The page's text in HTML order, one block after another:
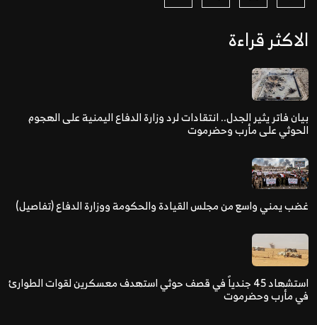
الاكثر قراءة
بيان فاتر يثير الجدل.. انتقادات لرد وزارة الدفاع اليمنية على الهجوم
الحوثي على مأرب وحضرموت
غضب يمني واسع من مجلس القيادة والحكومة ووزارة الدفاع (تفاصيل)
استشهاد 45 جندياً في قصف حوثي استهدف معسكرين لقوات الطوارئ
في مأرب وحضرموت